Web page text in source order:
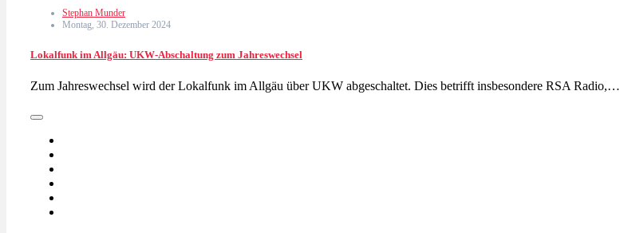
Stephan Munder
Montag, 30. Dezember 2024
Lokalfunk im Allgäu: UKW-Abschaltung zum Jahreswechsel
Zum Jahreswechsel wird der Lokalfunk im Allgäu über UKW abgeschaltet. Dies betrifft insbesondere RSA Radio,…